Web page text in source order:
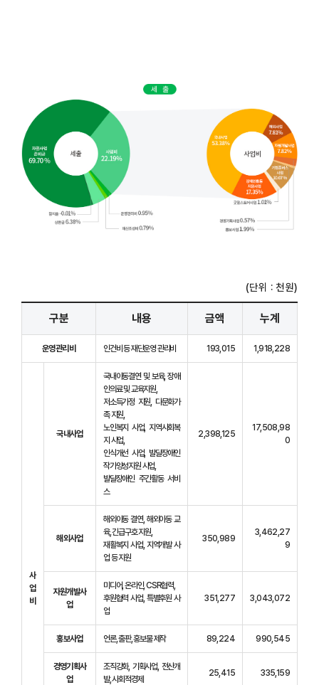
(단위 : 천원)
구분 내용 금액 누계
운영관리비 인건비 등 재단운영 관리비 193,015 1,918,228
사
업
비
국내사업
국내아동결연 및 보육, 장애
인의료 및 교육지원,
저소득가정 지원, 다문화가
족 지원,
노인복지 사업, 지역사회복
지 사업,
인식개선 사업, 발달장애인
작가양성지원 사업,
발달장애인 주간활동 서비
스
2,398,125
17,508,98
0
해외사업
해외아동 결연, 해외아동 교
육, 긴급구호 지원,
재활복지 사업, 지역개발 사
업 등 지원
350,989
3,462,27
9
자원개발사
업
미디어, 온라인, CSR협력,
후원협력 사업, 특별후원 사
업
351,277 3,043,072
홍보사업 언론, 출판, 홍보물 제작 89,224 990,545
경영기획사
업
조직강화, 기획사업, 전산개
발, 사회적경제
25,415 335,159